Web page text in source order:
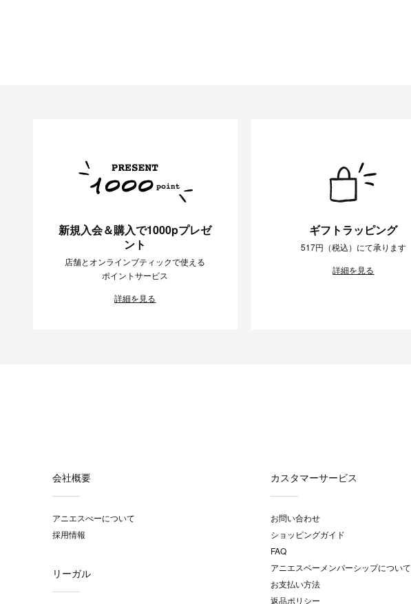
新規入会＆購入で1000pプレゼ
ント
店舗とオンラインブティックで使える
ポイントサービス
詳細を見る
ギフトラッピング
517円（税込）にて承ります
詳細を見る
会社概要
アニエスべーについて
採用情報
リーガル
カスタマーサービス
お問い合わせ
ショッピングガイド
FAQ
アニエスベーメンバーシップについて
お支払い方法
返品ポリシー